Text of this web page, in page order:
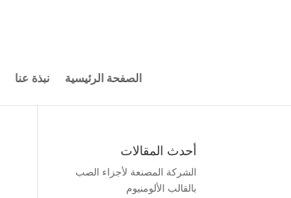
الصفحة الرئيسية نبذة عنا
أحدث المقالات
الشركة المصنعة لأجزاء الصب
بالقالب الألومنيوم